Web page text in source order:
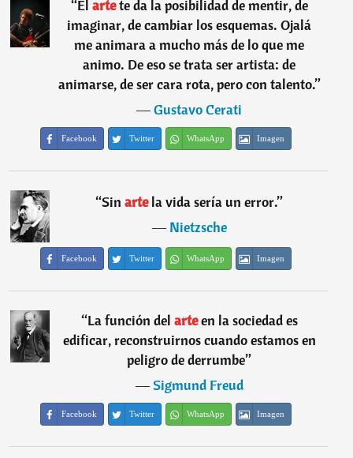
“El artete da la posibilidad de mentir, de
imaginar, de cambiar los esquemas. Ojalá
me animara a mucho más de lo que me
animo. De eso se trata ser artista: de
animarse, de ser cara rota, pero con talento.”
―Gustavo Cerati
Facebook Twitter WhatsApp Imagen
“Sin artela vida sería un error.”
―Nietzsche
Facebook Twitter WhatsApp Imagen
“La función del arteen la sociedad es
edificar, reconstruirnos cuando estamos en
peligro de derrumbe”
―Sigmund Freud
Facebook Twitter WhatsApp Imagen